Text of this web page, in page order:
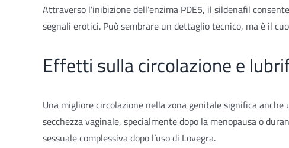
Attraverso l’inibizione dell’enzima PDE5, il sildenafil
segnali erotici. Può sembrare un dettaglio tecnico, ma è il
Effetti sulla circolazione e
Una migliore circolazione nella zona genitale significa
secchezza vaginale, specialmente dopo la menopausa o
sessuale complessiva dopo l’uso di Lovegra.